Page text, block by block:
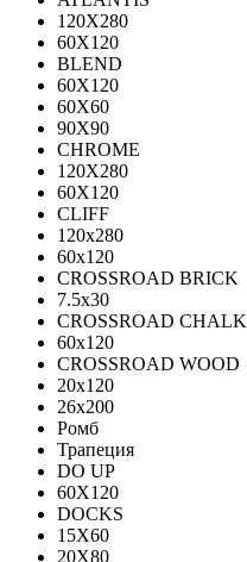
120X280
60X120
BLEND
60Х120
60Х60
90Х90
CHROME
120X280
60X120
CLIFF
120x280
60x120
CROSSROAD BRICK
7.5х30
CROSSROAD CHALK
60х120
CROSSROAD WOOD
20х120
26х200
Ромб
Трапеция
DO UP
60X120
DOCKS
15X60
20X80